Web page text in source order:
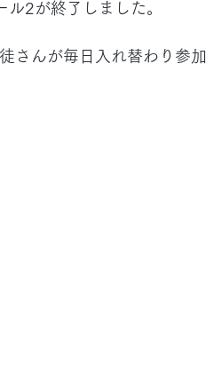
2が終了しました。
さんが毎日入れ替わり参加